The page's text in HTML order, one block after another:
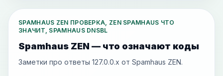
SPAMHAUS ZEN ПРОВЕРКА, ZEN SPAMHAUS ЧТО
ЗНАЧИТ, SPAMHAUS DNSBL
Spamhaus ZEN — что означают коды
Заметки про ответы 127.0.0.x от Spamhaus ZEN.